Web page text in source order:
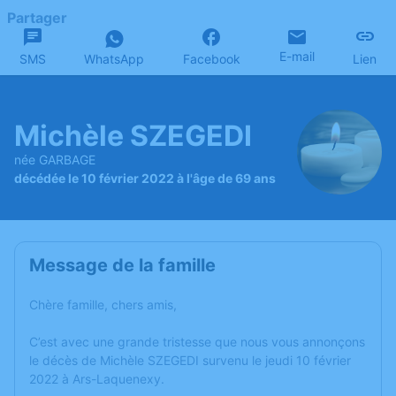
Partager
SMS WhatsApp Facebook E-mail Lien
Michèle SZEGEDI
née GARBAGE
décédée le 10 février 2022 à l'âge de 69 ans
Message de la famille
Chère famille, chers amis,
C’est avec une grande tristesse que nous vous annonçons
le décès de Michèle SZEGEDI survenu le jeudi 10 février
2022 à Ars-Laquenexy.